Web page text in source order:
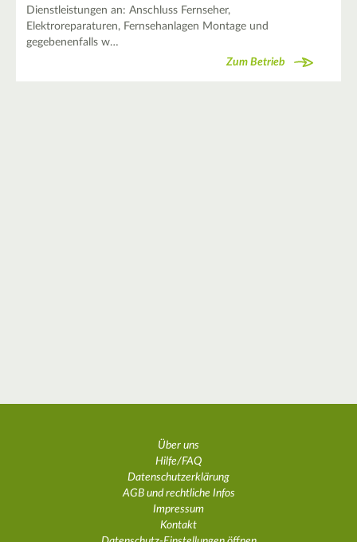
Dienstleistungen an: Anschluss Fernseher,
Elektroreparaturen, Fernsehanlagen Montage und
gegebenenfalls w…
Zum Betrieb
Über uns
Hilfe/FAQ
Datenschutzerklärung
AGB und rechtliche Infos
Impressum
Kontakt